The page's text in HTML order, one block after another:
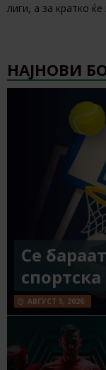
лиги, а за кратко
НАЈНОВИ
Се
АВГУСТ 5, 2026